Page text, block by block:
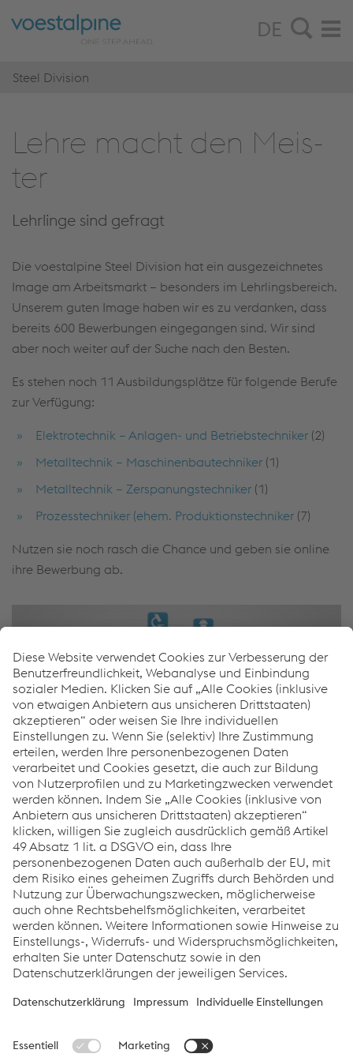
DE
Steel Division
Lehre macht den Meis­
ter
Lehrlinge sind gefragt
Die voestalpine Steel Division hat ein ausgezeichnetes
Image am Arbeitsmarkt – besonders im Lehrlingsbereich.
Unserem guten Image haben wir es zu verdanken, dass
bereits 600 Bewerbungen eingegangen sind. Wir sind
aber noch weiter auf der Suche nach den Besten.
Es stehen noch 11 Ausbildungsplätze für folgende Berufe
zur Verfügung:
Elektrotechnik – Anlagen- und Betriebstechniker (2)
Metalltechnik – Maschinenbautechniker (1)
Metalltechnik – Zerspanungstechniker (1)
Prozesstechniker (ehem. Produktionstechniker (7)
Nutzen sie noch rasch die Chance und geben sie online
ihre Bewerbung ab.
Tho­mas Stö­bich
© 2026 voestalpine Stahl GmbH